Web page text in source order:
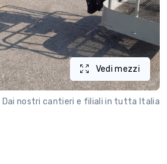
Vedi mezzi
Dai nostri cantieri e filiali in tutta Italia